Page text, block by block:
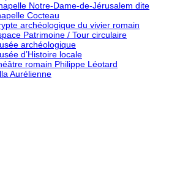
Notre-Dame-de-Jérusalem dite
Cocteau
archéologique du vivier romain
Patrimoine / Tour circulaire
archéologique
d’Histoire locale
romain Philippe Léotard
Aurélienne